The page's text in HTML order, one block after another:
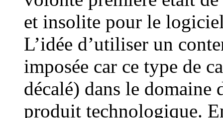
et insolite pour le
L’idée d’utiliser un
imposée car ce type de
décalé) dans le
produit technologique.